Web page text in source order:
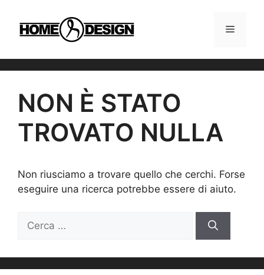
contenuto
MENU
NON È STATO
TROVATO NULLA
Non riusciamo a trovare quello che cerchi. Forse
eseguire una ricerca potrebbe essere di aiuto.
per: